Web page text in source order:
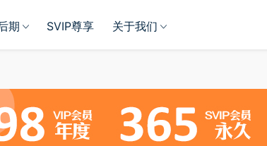
期 SVIP尊享 关于我们